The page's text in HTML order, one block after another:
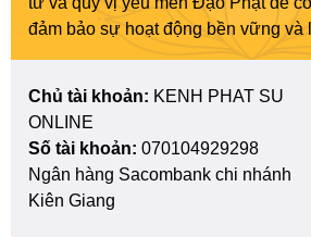
đảm bảo sự hoạt động bền vững và
Chủ tài khoản: KENH PHAT SU
ONLINE
Số tài khoản: 070104929298
Ngân hàng Sacombank chi nhánh
Kiên Giang